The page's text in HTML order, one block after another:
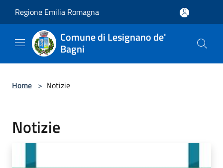
Regione Emilia Romagna
Comune di Lesignano de'
Bagni
Home > Notizie
Notizie